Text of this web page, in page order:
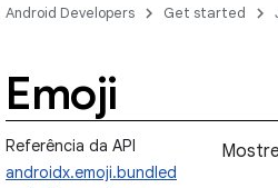
Android Developers Get started
Emoji
Referência da API
androidx.emoji.bundled